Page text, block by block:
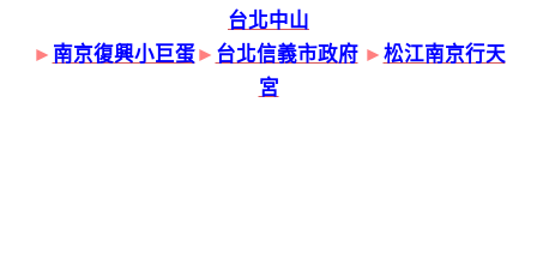
台北中山
► 南京復興小巨蛋► 台北信義市政府► 松江南京行天
宮